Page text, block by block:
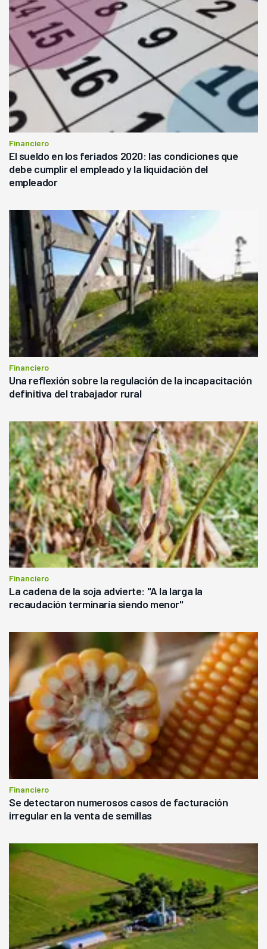
Financiero
El sueldo en los feriados 2020: las condiciones que
debe cumplir el empleado y la liquidación del
empleador
Financiero
Una reflexión sobre la regulación de la incapacitación
definitiva del trabajador rural
Financiero
La cadena de la soja advierte: "A la larga la
recaudación terminaría siendo menor"
Financiero
Se detectaron numerosos casos de facturación
irregular en la venta de semillas